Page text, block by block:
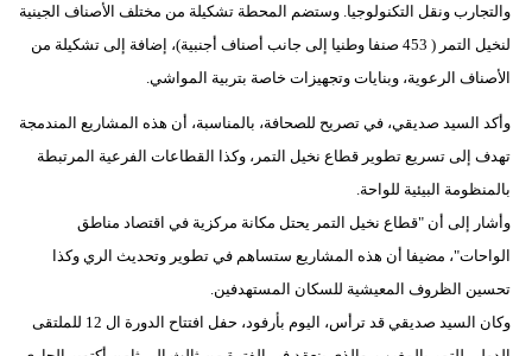
والتجارب ونقل التكنولوجیا. وستضم المحطة تشكیلة من مختلف الأصناف الجینیة
لنخیل التمر ( 453 صنفا وطنیا إلى جانب أصناف أجنبیة)، إضافة إلى تشكیلة من
الأصناف الرعویة، وبنایات وتجھیزات خاصة بتربیة المواشي.
وأكد السيد صديقي، في تصريح للصحافة، بالمناسبة، أن هذه المشاريع المندمجة
تهدف إلى تسريع تطوير قطاع نخيل التمر، وكذا القطاعات الفرعية المرتبطة
بالمنظومة البيئية للواحة.
وأشار إلى أن "قطاع نخيل التمر يحتل مكانة مركزية في اقتصاد مناطق
الواحات"، مضيفا أن هذه المشاريع ستساهم في تطوير وتحديث الري وكذا
تحسين الظروف المعيشية للسكان المستهدفين.
وكان السيد صديقي قد ترأس، اليوم بأرفود، حفل افتتاح الدورة ال 12 للملتقى